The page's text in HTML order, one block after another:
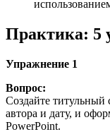
Практика: 5
Упражнение 1
Вопрос:
Создайте титульный
автора и дату, и
PowerPoint.